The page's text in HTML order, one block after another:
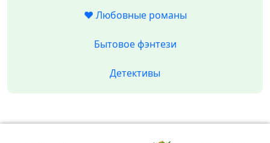
❤️ Любовные романы
Бытовое фэнтези
Детективы